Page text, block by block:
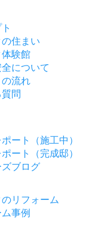
住まい
験館
について
流れ
問
ート（施工中）
ート（完成邸）
ブログ
リフォーム
事例